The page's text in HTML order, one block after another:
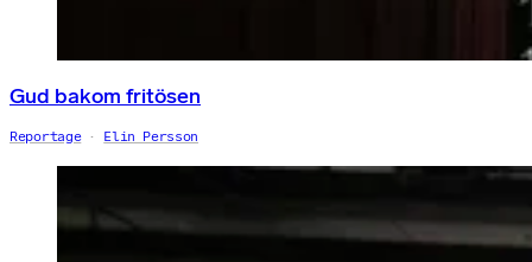
Gud bakom fritösen
Reportage Elin Persson